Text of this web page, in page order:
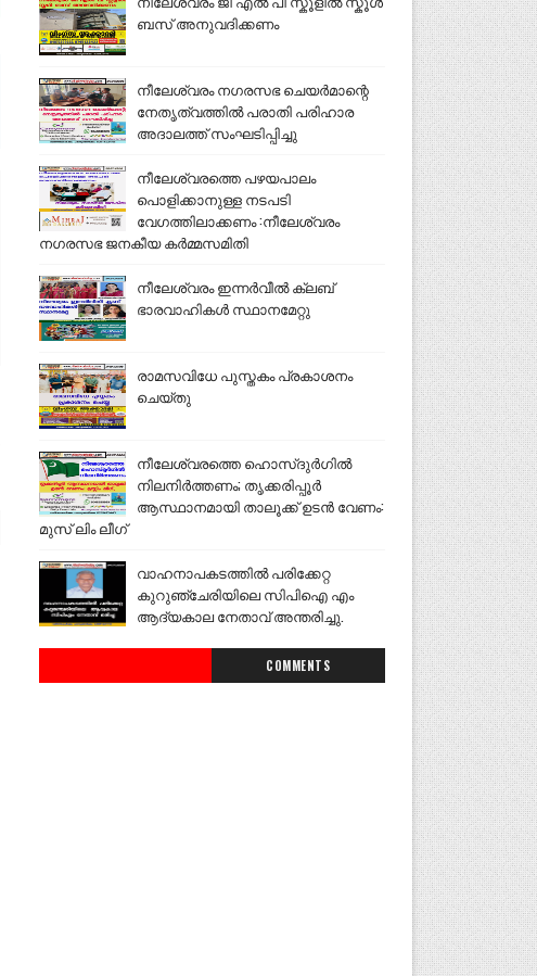
ബസ് അനുവദിക്കണം
നീലേശ്വരം നഗരസഭ ചെയർമാന്റെ
നേതൃത്വത്തിൽ പരാതി പരിഹാര
അദാലത്ത് സംഘടിപ്പിച്ചു
നീലേശ്വരത്തെ പഴയപാലം
പൊളിക്കാനുള്ള നടപടി
വേഗത്തിലാക്കണം :നീലേശ്വരം
നഗരസഭ ജനകീയ കർമ്മസമിതി
നീലേശ്വരം ഇന്നർവീൽ ക്ലബ്
ഭാരവാഹികൾ സ്ഥാനമേറ്റു
രാമസവിധേ പുസ്തകം പ്രകാശനം
ചെയ്തു
നീലേശ്വരത്തെ ഹൊസ്ദുർഗിൽ
നിലനിർത്തണം; തൃക്കരിപ്പൂർ
ആസ്ഥാനമായി താലൂക്ക് ഉടൻ വേണം:
മുസ് ലിം ലീഗ്
വാഹനാപകടത്തിൽ പരിക്കേറ്റ
കുറുഞ്ചേരിയിലെ സിപിഐ എം
ആദ്യകാല നേതാവ് അന്തരിച്ചു.
COMMENTS